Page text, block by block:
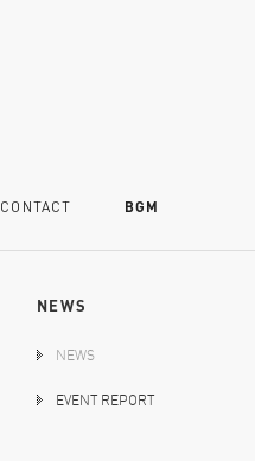
CONTACT BGM
NEWS
NEWS
EVENT REPORT